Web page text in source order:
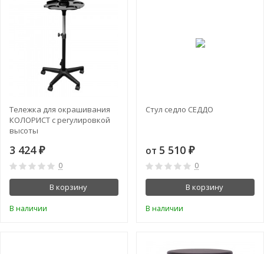
Тележка для окрашивания
КОЛОРИСТ с регулировкой
высоты
3 424 ₽
0
В корзину
В наличии
Стул седло СЕДДО
от 5 510 ₽
0
В корзину
В наличии